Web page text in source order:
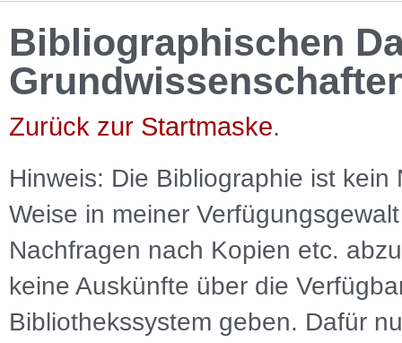
Bibliographischen
Zurück zur Startmaske.
Hinweis: Die Bibliographie ist kein
Weise in meiner
Nachfragen nach Kopien etc.
keine Auskünfte über die
Bibliothekssystem geben. Dafür